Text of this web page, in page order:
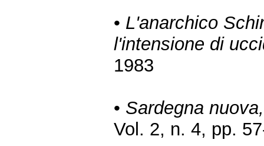
• L'anarchico
l'intensione di
1983
• Sardegna
Vol. 2, n. 4, pp.